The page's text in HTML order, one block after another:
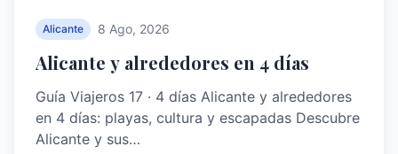
Alicante 8 Ago, 2026
Alicante y alrededores en 4 días
Guía Viajeros 17 · 4 días Alicante y alrededores
en 4 días: playas, cultura y escapadas Descubre
Alicante y sus…